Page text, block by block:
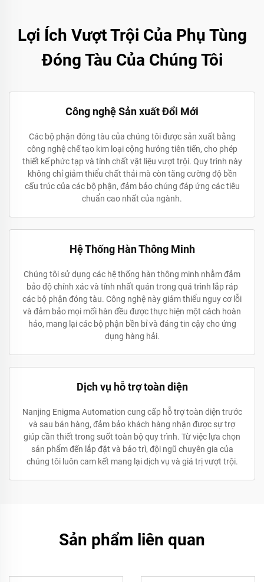
Lợi Ích Vượt Trội Của Phụ Tùng
Đóng Tàu Của Chúng Tôi
Công nghệ Sản xuất Đổi Mới
Các bộ phận đóng tàu của chúng tôi được sản xuất bằng
công nghệ chế tạo kim loại cộng hưởng tiên tiến, cho phép
thiết kế phức tạp và tính chất vật liệu vượt trội. Quy trình này
không chỉ giảm thiểu chất thải mà còn tăng cường độ bền
cấu trúc của các bộ phận, đảm bảo chúng đáp ứng các tiêu
chuẩn cao nhất của ngành.
Hệ Thống Hàn Thông Minh
Chúng tôi sử dụng các hệ thống hàn thông minh nhằm đảm
bảo độ chính xác và tính nhất quán trong quá trình lắp ráp
các bộ phận đóng tàu. Công nghệ này giảm thiểu nguy cơ lỗi
và đảm bảo mọi mối hàn đều được thực hiện một cách hoàn
hảo, mang lại các bộ phận bền bỉ và đáng tin cậy cho ứng
dụng hàng hải.
Dịch vụ hỗ trợ toàn diện
Nanjing Enigma Automation cung cấp hỗ trợ toàn diện trước
và sau bán hàng, đảm bảo khách hàng nhận được sự trợ
giúp cần thiết trong suốt toàn bộ quy trình. Từ việc lựa chọn
sản phẩm đến lắp đặt và bảo trì, đội ngũ chuyên gia của
chúng tôi luôn cam kết mang lại dịch vụ và giá trị vượt trội.
Sản phẩm liên quan